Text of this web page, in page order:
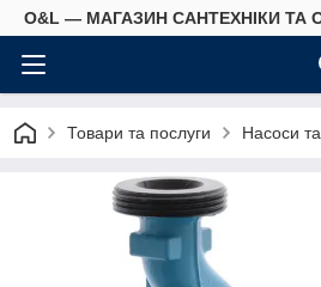
O&L — МАГАЗИН САНТЕХНІКИ ТА
Товари та послуги Насоси